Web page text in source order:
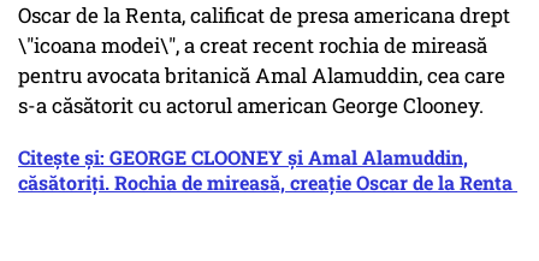
Oscar de la Renta, calificat de presa americana drept
\"icoana modei\", a creat recent rochia de mireasă
pentru avocata britanică Amal Alamuddin, cea care
s-a căsătorit cu actorul american George Clooney.
Citește și: GEORGE CLOONEY și Amal Alamuddin,
căsătoriți. Rochia de mireasă, creație Oscar de la Renta